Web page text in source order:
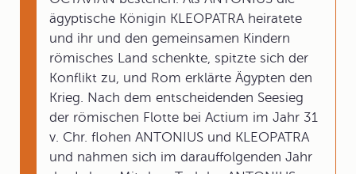
ägyptische Königin KLEOPATRA heiratete
und ihr und den gemeinsamen Kindern
römisches Land schenkte, spitzte sich der
Konflikt zu, und Rom erklärte Ägypten den
Krieg. Nach dem entscheidenden Seesieg
der römischen Flotte bei Actium im Jahr 31
v. Chr. flohen ANTONIUS und KLEOPATRA
und nahmen sich im darauffolgenden Jahr